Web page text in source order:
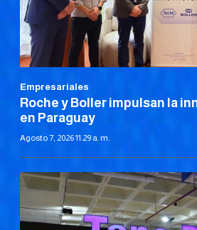
Empresariales
Roche y Boller impulsan la
en Paraguay
Agosto 7, 2026 11:29 a. m.